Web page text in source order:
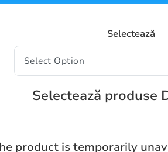
Selectează
Selectează produse
product is temporarily